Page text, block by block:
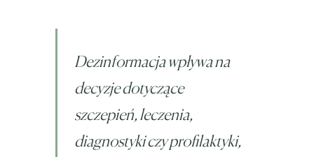
Dezinformacja wpływa na
decyzje dotyczące
szczepień, leczenia,
diagnostyki czy profilaktyki,